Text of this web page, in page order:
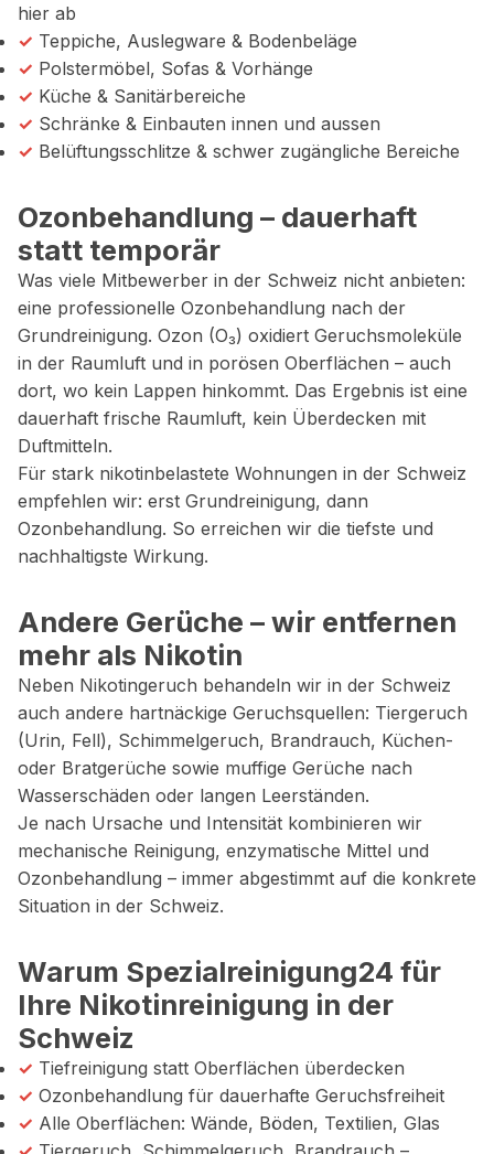
hier ab
✓ Teppiche, Auslegware & Bodenbeläge
✓ Polstermöbel, Sofas & Vorhänge
✓ Küche & Sanitärbereiche
✓ Schränke & Einbauten innen und aussen
✓ Belüftungsschlitze & schwer zugängliche Bereiche
Ozonbehandlung – dauerhaft
statt temporär
Was viele Mitbewerber in der Schweiz nicht anbieten:
eine professionelle Ozonbehandlung nach der
Grundreinigung. Ozon (O₃) oxidiert Geruchsmoleküle
in der Raumluft und in porösen Oberflächen – auch
dort, wo kein Lappen hinkommt. Das Ergebnis ist eine
dauerhaft frische Raumluft, kein Überdecken mit
Duftmitteln.
Für stark nikotinbelastete Wohnungen in der Schweiz
empfehlen wir: erst Grundreinigung, dann
Ozonbehandlung. So erreichen wir die tiefste und
nachhaltigste Wirkung.
Andere Gerüche – wir entfernen
mehr als Nikotin
Neben Nikotingeruch behandeln wir in der Schweiz
auch andere hartnäckige Geruchsquellen: Tiergeruch
(Urin, Fell), Schimmelgeruch, Brandrauch, Küchen-
oder Bratgerüche sowie muffige Gerüche nach
Wasserschäden oder langen Leerständen.
Je nach Ursache und Intensität kombinieren wir
mechanische Reinigung, enzymatische Mittel und
Ozonbehandlung – immer abgestimmt auf die konkrete
Situation in der Schweiz.
Warum Spezialreinigung24 für
Ihre Nikotinreinigung in der
Schweiz
✓ Tiefreinigung statt Oberflächen überdecken
✓ Ozonbehandlung für dauerhafte Geruchsfreiheit
✓ Alle Oberflächen: Wände, Böden, Textilien, Glas